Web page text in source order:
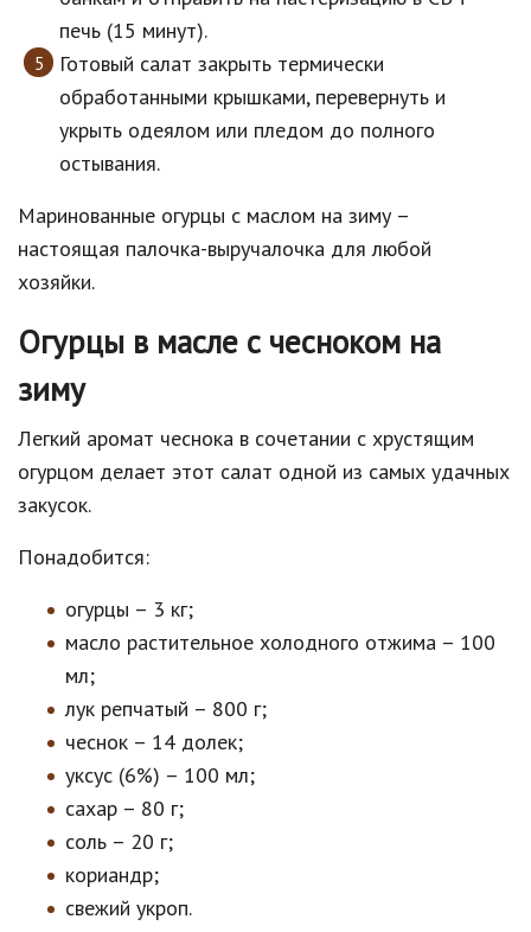
печь (15 минут).
Готовый салат закрыть термически
обработанными крышками, перевернуть и
укрыть одеялом или пледом до полного
остывания.
Маринованные огурцы с маслом на зиму –
настоящая палочка-выручалочка для любой
хозяйки.
Огурцы в масле с чесноком на
зиму
Легкий аромат чеснока в сочетании с хрустящим
огурцом делает этот салат одной из самых удачных
закусок.
Понадобится:
огурцы – 3 кг;
масло растительное холодного отжима – 100
мл;
лук репчатый – 800 г;
чеснок – 14 долек;
уксус (6%) – 100 мл;
сахар – 80 г;
соль – 20 г;
кориандр;
свежий укроп.